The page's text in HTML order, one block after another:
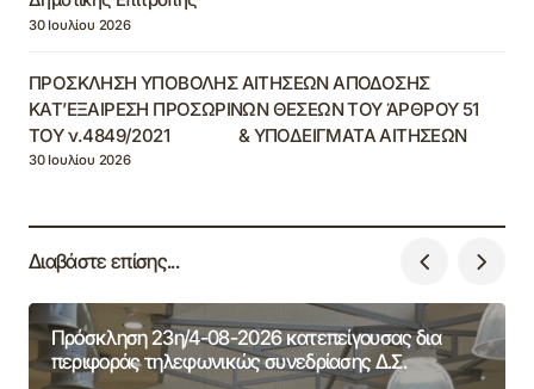
30 Ιουλίου 2026
ΠΡΟΣΚΛΗΣΗ ΥΠΟΒΟΛΗΣ ΑΙΤΗΣΕΩΝ ΑΠΟΔΟΣΗΣ
ΚΑΤ’ΕΞΑΙΡΕΣΗ ΠΡΟΣΩΡΙΝΩΝ ΘΕΣΕΩΝ ΤΟΥ ΆΡΘΡΟΥ 51
ΤΟΥ ν.4849/2021 & ΥΠΟΔΕΙΓΜΑΤΑ ΑΙΤΗΣΕΩΝ
30 Ιουλίου 2026
Διαβάστε επίσης...
Πρόσκληση 23η/4-08-2026 κατεπείγουσας δια
περιφοράς τηλεφωνικώς συνεδρίασης Δ.Σ.